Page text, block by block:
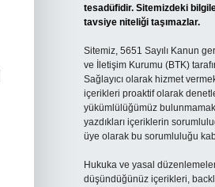
tesadüfidir. Sitemizdeki
tavsiye niteliği taşımazlar.
Sitemiz, 5651 Sayılı Kanun
ve İletişim Kurumu (BTK)
Sağlayıcı olarak hizmet
içerikleri proaktif olarak
yükümlülüğümüz
yazdıkları içeriklerin
üye olarak bu sorumluluğu
Hukuka ve yasal
düşündüğünüz içerikleri,